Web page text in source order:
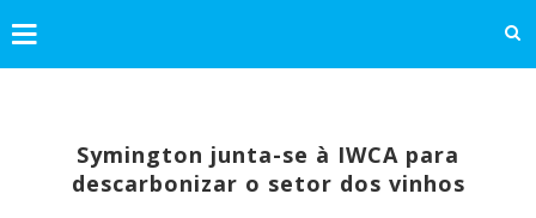
Symington junta-se à IWCA para
descarbonizar o setor dos vinhos